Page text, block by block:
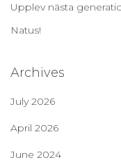
Upplev nästa
Natus!
Archives
July 2026
April 2026
June 2024